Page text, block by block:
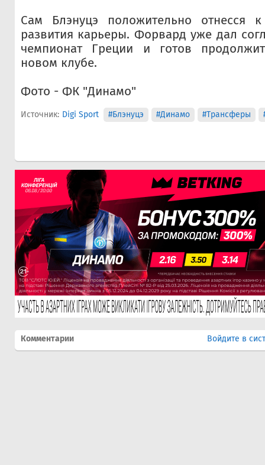
Сам Блэнуцэ положительно отнесся
развития карьеры. Форвард уже дал
чемпионат Греции и готов
новом клубе.
Фото - ФК "Динамо"
Источник: Digi Sport #Блэнуцэ #Динамо #Трансферы
Комментарии Войдите в